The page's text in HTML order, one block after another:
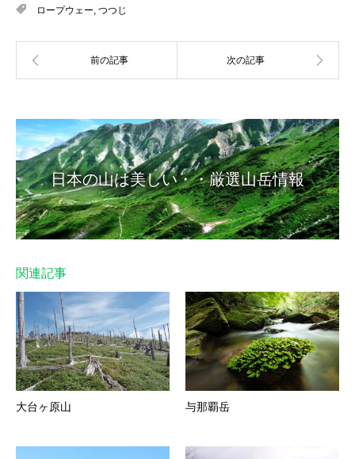
ロープウェー, つつじ
日本の山は美しい・・厳選山岳情報
関連記事
大台ヶ原山 与那覇岳